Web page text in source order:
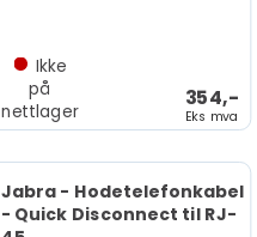
354,-
Eks mva
Ikke
på
nettlager
Jabra - Hodetelefonkabel
- Quick Disconnect til RJ-